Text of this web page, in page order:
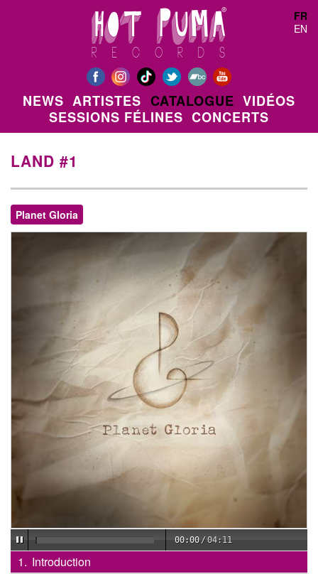
FR
EN
NEWS ARTISTES CATALOGUE VIDÉOS
SESSIONS FÉLINES CONCERTS
LAND #1
Planet Gloria
00:00 /04:11
Introduction